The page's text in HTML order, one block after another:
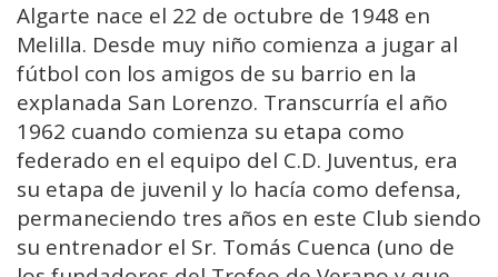
Algarte nace el 22 de octubre de 1948 en
Melilla. Desde muy niño comienza a jugar al
fútbol con los amigos de su barrio en la
explanada San Lorenzo. Transcurría el año
1962 cuando comienza su etapa como
federado en el equipo del C.D. Juventus, era
su etapa de juvenil y lo hacía como defensa,
permaneciendo tres años en este Club siendo
su entrenador el Sr. Tomás Cuenca (uno de